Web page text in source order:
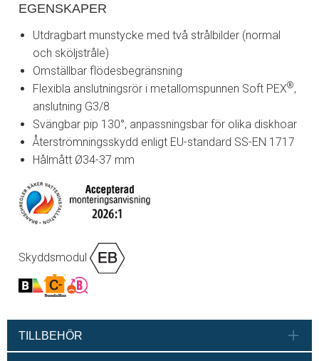
EGENSKAPER
Utdragbart munstycke med två strålbilder (normal
och sköljstråle)
Omställbar flödesbegränsning
Flexibla anslutningsrör i metallomspunnen Soft PEX®,
anslutning G3/8
Svängbar pip 130°, anpassningsbar för olika diskhoar
Återströmningsskydd enligt EU-standard SS-EN 1717
Hålmått Ø34-37 mm
Skyddsmodul
TILLBEHÖR